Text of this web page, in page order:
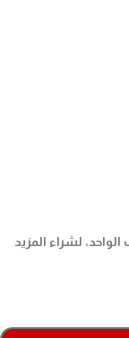
بوكس في الطلب الواحد، لشراء المزيد